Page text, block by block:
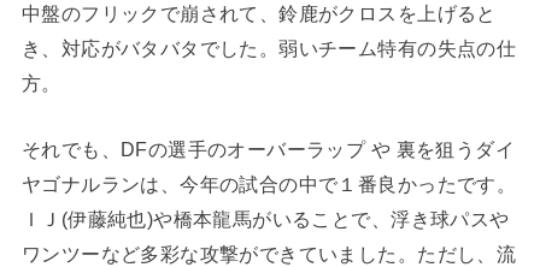
中盤のフリックで崩されて、鈴鹿がクロスを上げると
き、対応がバタバタでした。弱いチーム特有の失点の仕
方。
それでも、DFの選手のオーバーラップ や 裏を狙うダイ
ヤゴナルランは、今年の試合の中で１番良かったです。
ＩＪ(伊藤純也)や橋本龍馬がいることで、浮き球パスや
ワンツーなど多彩な攻撃ができていました。ただし、流